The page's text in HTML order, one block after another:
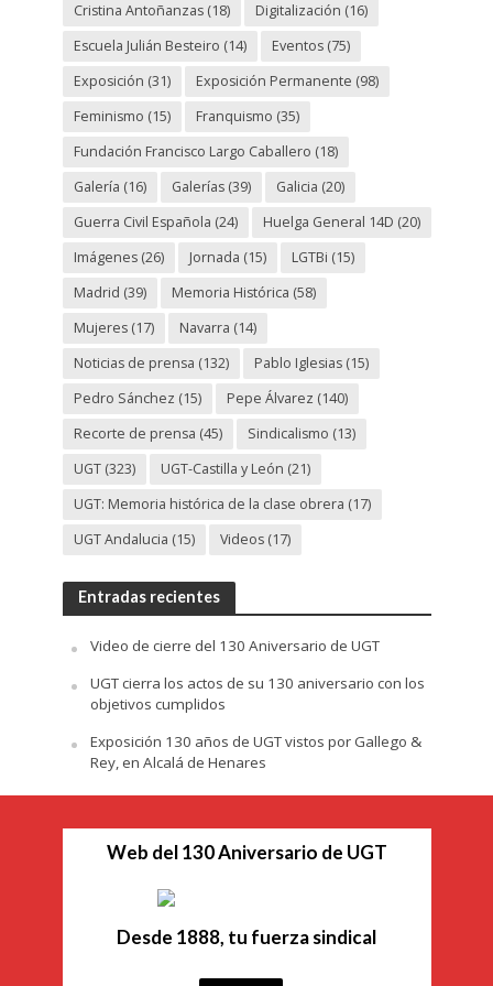
Cristina Antoñanzas(18) Digitalización (16)
Escuela Julián Besteiro (14) Eventos(75)
Exposición (31) Exposición Permanente (98)
Feminismo (15) Franquismo (35)
Fundación Francisco Largo Caballero (18)
Galería (16) Galerías(39) Galicia (20)
Guerra Civil Española (24) Huelga General 14D (20)
Imágenes(26) Jornada (15) LGTBi (15)
Madrid (39) Memoria Histórica (58)
Mujeres(17) Navarra (14)
Noticias de prensa (132) Pablo Iglesias(15)
Pedro Sánchez (15) Pepe Álvarez (140)
Recorte de prensa (45) Sindicalismo (13)
UGT(323) UGT-Castilla y León (21)
UGT: Memoria histórica de la clase obrera (17)
UGT Andalucia (15) Videos(17)
Entradas recientes
Video de cierre del 130 Aniversario de UGT
UGT cierra los actos de su 130 aniversario con los
objetivos cumplidos
Exposición 130 años de UGT vistos por Gallego &
Rey, en Alcalá de Henares
Web del 130 Aniversario de UGT
Desde 1888, tu fuerza sindical